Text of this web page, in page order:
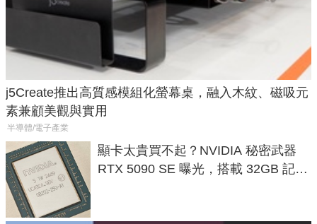
j5Create推出高質感模組化螢幕桌，融入木紋、磁吸元
素兼顧美觀與實用
半導體/電子產業
顯卡太貴買不起？NVIDIA 秘密武器
RTX 5090 SE 曝光，搭載 32GB 記憶